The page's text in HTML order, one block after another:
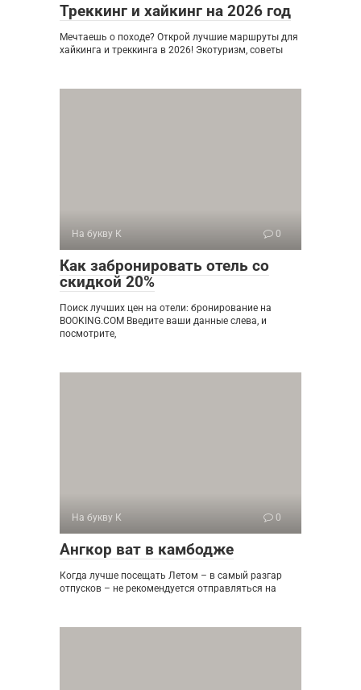
Треккинг и хайкинг на 2026 год
Мечтаешь о походе? Открой лучшие маршруты для
хайкинга и треккинга в 2026! Экотуризм, советы
На букву К 0
Как забронировать отель со
скидкой 20%
Поиск лучших цен на отели: бронирование на
BOOKING.COM Введите ваши данные слева, и
посмотрите,
На букву К 0
Ангкор ват в камбодже
Когда лучше посещать Летом – в самый разгар
отпусков – не рекомендуется отправляться на